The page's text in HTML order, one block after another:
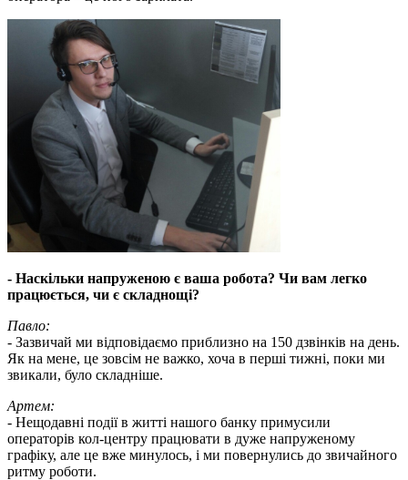
- Наскільки напруженою є ваша робота? Чи вам легко
працюється, чи є складнощі?
Павло:
- Зазвичай ми відповідаємо приблизно на 150 дзвінків на день.
Як на мене, це зовсім не важко, хоча в перші тижні, поки ми
звикали, було складніше.
Артем:
- Нещодавні події в житті нашого банку примусили
операторів кол-центру працювати в дуже напруженому
графіку, але це вже минулось, і ми повернулись до звичайного
ритму роботи.